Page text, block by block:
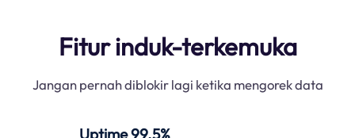
Fitur induk-terkemuka
Jangan pernah diblokir lagi ketika mengorek data
Uptime 99.5%